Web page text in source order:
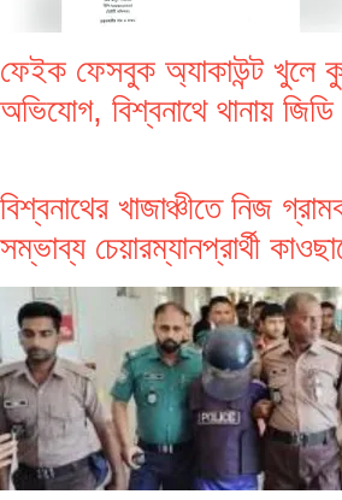
ফেইক ফেসবুক অ্যাকাউন্ট খুলে
অভিযোগ, বিশ্বনাথে থানায় জিডি
বিশ্বনাথের খাজাঞ্চীতে নিজ
সম্ভাব্য চেয়ারম্যানপ্রার্থী